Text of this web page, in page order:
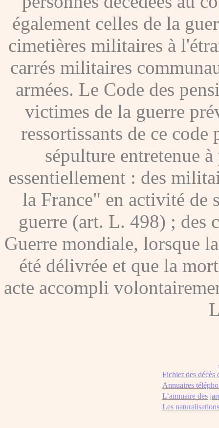
également celles de la
cimetières militaires à
carrés militaires
armées. Le Code des
victimes de la guerre
ressortissants de ce code
sépulture entretenue
essentiellement : des
la France" en activité de
guerre (art. L. 498) ; des
Guerre mondiale, lorsque
été délivrée et que la
acte accompli
Fichier des décès
Annuaires
L’annuaire des
Les